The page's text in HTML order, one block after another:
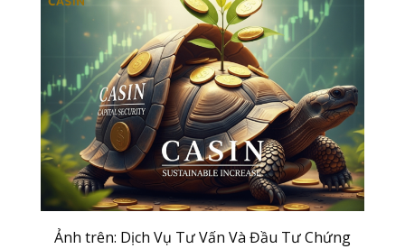
Ảnh trên: Dịch Vụ Tư Vấn Và Đầu Tư Chứng